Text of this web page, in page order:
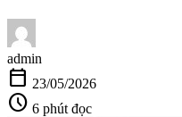
admin
calendar_today 23/05/2026
schedule 6 phút đọc